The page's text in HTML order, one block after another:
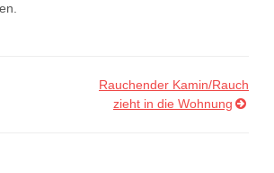
Rauchender Kamin/Rauch
zieht in die Wohnung